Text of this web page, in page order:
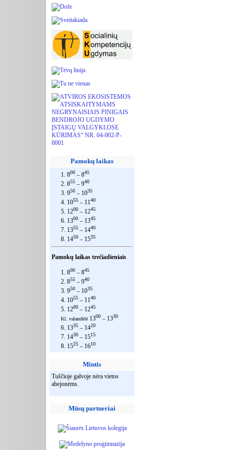
Pamokų laikas
1. 800 – 845
2. 855 – 940
3. 950 – 1035
4. 1055 – 1140
5. 1200 – 1245
6. 1300 – 1345
7. 1355 – 1440
8. 1450 – 1535
Pamokų laikas trečiadieniais
1. 800 – 845
2. 855 – 940
3. 950 – 1035
4. 1055 – 1140
5. 1200 – 1245
Kl. valandėlė 1300 – 1330
6. 1335 – 1420
7. 1430 – 1515
8. 1525 – 1610
Mintis
Tuščioje galvoje nėra vietos
abejonėms.
Mūsų partneriai